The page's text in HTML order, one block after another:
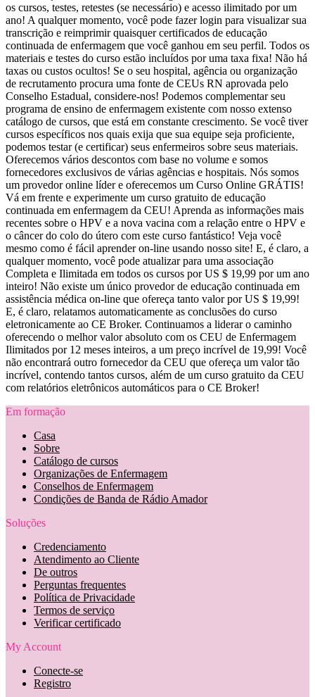
os cursos, testes, retestes (se necessário) e acesso ilimitado por um
ano! A qualquer momento, você pode fazer login para visualizar sua
transcrição e reimprimir quaisquer certificados de educação
continuada de enfermagem que você ganhou em seu perfil. Todos os
materiais e testes do curso estão incluídos por uma taxa fixa! Não há
taxas ou custos ocultos! Se o seu hospital, agência ou organização
de recrutamento procura uma fonte de CEUs RN aprovada pelo
Conselho Estadual, considere-nos! Podemos complementar seu
programa de ensino de enfermagem existente com nosso extenso
catálogo de cursos, que está em constante crescimento. Se você tiver
cursos específicos nos quais exija que sua equipe seja proficiente,
podemos testar (e certificar) seus enfermeiros sobre seus materiais.
Oferecemos vários descontos com base no volume e somos
fornecedores exclusivos de várias agências e hospitais. Nós somos
um provedor online líder e oferecemos um Curso Online GRÁTIS!
Vá em frente e experimente um curso gratuito de educação
continuada em enfermagem da CEU! Aprenda as informações mais
recentes sobre o HPV e a nova vacina com a relação entre o HPV e
o câncer do colo do útero com este curso fantástico! Veja você
mesmo como é fácil aprender on-line usando nosso site! E, é claro, a
qualquer momento, você pode atualizar para uma associação
Completa e Ilimitada em todos os cursos por US $ 19,99 por um ano
inteiro! Não existe um único provedor de educação continuada em
assistência médica on-line que ofereça tanto valor por US $ 19,99!
E, é claro, relatamos automaticamente as conclusões do curso
eletronicamente ao CE Broker. Continuamos a liderar o caminho
oferecendo o melhor valor absoluto com os CEU de Enfermagem
Ilimitados por 12 meses inteiros, a um preço incrível de 19,99! Você
não encontrará outro fornecedor da CEU que ofereça um valor tão
incrível, contendo tantos cursos, além de um curso gratuito da CEU
com relatórios eletrônicos automáticos para o CE Broker!
Em formação
Casa
Sobre
Catálogo de cursos
Organizações de Enfermagem
Conselhos de Enfermagem
Condições de Banda de Rádio Amador
Soluções
Credenciamento
Atendimento ao Cliente
De outros
Perguntas frequentes
Política de Privacidade
Termos de serviço
Verificar certificado
My Account
Conecte-se
Registro